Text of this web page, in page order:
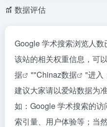
数据评估
Google 学术搜索浏览人
该站的相关权重信息，可
据
""Chinaz数据
"进入
建议大家请以爱站数据为
如：Google 学术搜索的
索引量、用户体验等；当